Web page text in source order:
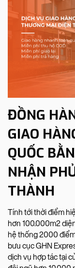
ĐỒNG
GIAO
QUỐC
NHẬN
THÀNH
Tính tới thời điểm
hơn 100.000m2
hệ thống 2000
bưu cục GHN
dịch vụ hợp tác tại